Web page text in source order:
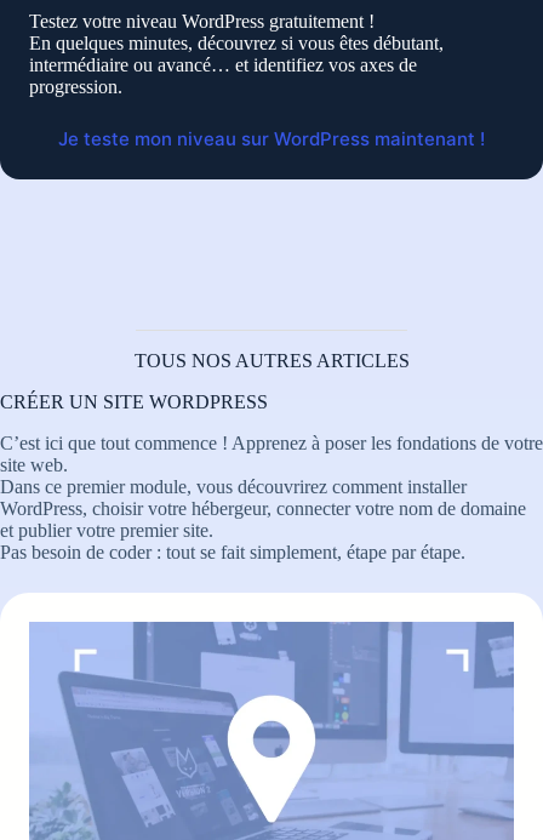
Testez votre niveau WordPress gratuitement !
En quelques minutes, découvrez si vous êtes débutant,
intermédiaire ou avancé… et identifiez vos axes de
progression.
Je teste mon niveau sur WordPress maintenant !
TOUS NOS AUTRES ARTICLES
CRÉER UN SITE WORDPRESS
C’est ici que tout commence ! Apprenez à poser les fondations de votre
site web.
Dans ce premier module, vous découvrirez comment installer
WordPress, choisir votre hébergeur, connecter votre nom de domaine
et publier votre premier site.
Pas besoin de coder : tout se fait simplement, étape par étape.